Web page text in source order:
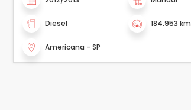
Diesel 184.953 km
Americana - SP